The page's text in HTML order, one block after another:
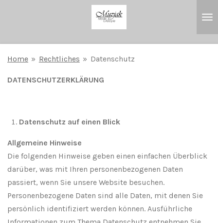
Home » Rechtliches » Datenschutz
DATENSCHUTZERKLÄRUNG
Datenschutz auf einen Blick
Allgemeine Hinweise
Die folgenden Hinweise geben einen einfachen Überblick
darüber, was mit Ihren personenbezogenen Daten
passiert, wenn Sie unsere Website besuchen.
Personenbezogene Daten sind alle Daten, mit denen Sie
persönlich identifiziert werden können. Ausführliche